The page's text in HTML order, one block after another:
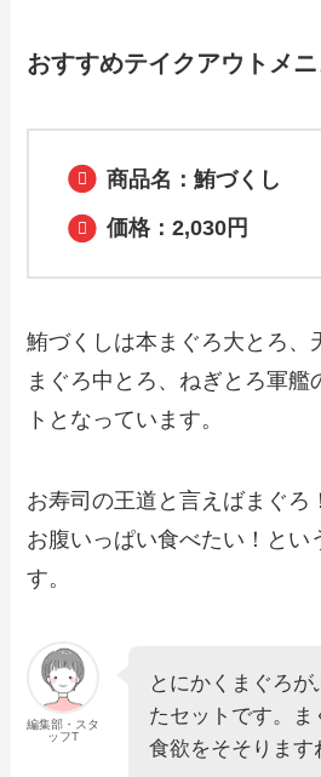
は？おすすめ商品
介
メニュー！お持ち
やクーポン情報も
【2024年最新】
おすすめテイクアウトメ
商品名：鮪づくし
価格：2,030円
鮪づくしは本まぐろ大とろ、
まぐろ中とろ、ねぎとろ軍艦
トとなっています。
お寿司の王道と言えばまぐろ
お腹いっぱい食べたい！とい
す。
編集部・スタ
ッフT
とにかくまぐろ
たセットです。
食欲をそそります